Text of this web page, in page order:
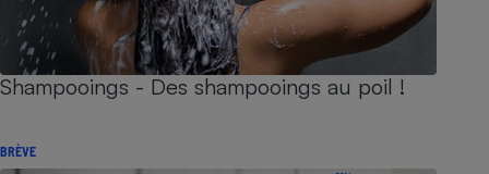
Shampooings - Des shampooings au poil !
BRÈVE